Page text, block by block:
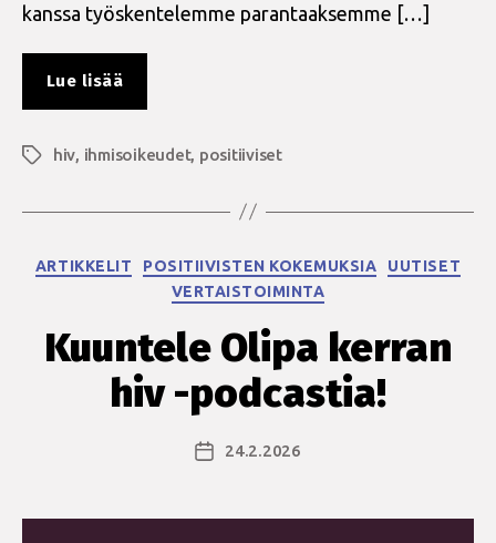
kanssa työskentelemme parantaaksemme […]
Lue lisää
Project
–
kyselyyn! ”
Avainsanat
hiv, ihmisoikeudet, positiiviset
Kategoriat
ARTIKKELIT POSITIIVISTEN KOKEMUKSIA
UUTISET
VERTAISTOIMINTA
Kuuntele Olipa kerran
hiv -podcastia!
Julkaisupäivämäärä
24.2.2026